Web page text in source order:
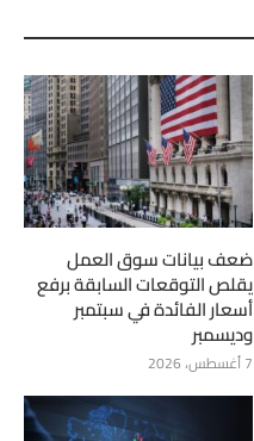
ضعف بيانات سوق العمل
يقلص التوقعات السابقة برفع
أسعار الفائدة في سبتمبر
وديسمبر
7 أغسطس، 2026